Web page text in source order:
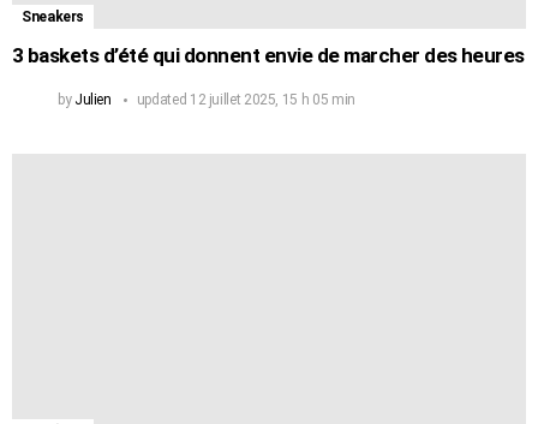
Sneakers
3 baskets d’été qui donnent envie de marcher des heures
by Julien updated 12 juillet 2025, 15 h 05 min